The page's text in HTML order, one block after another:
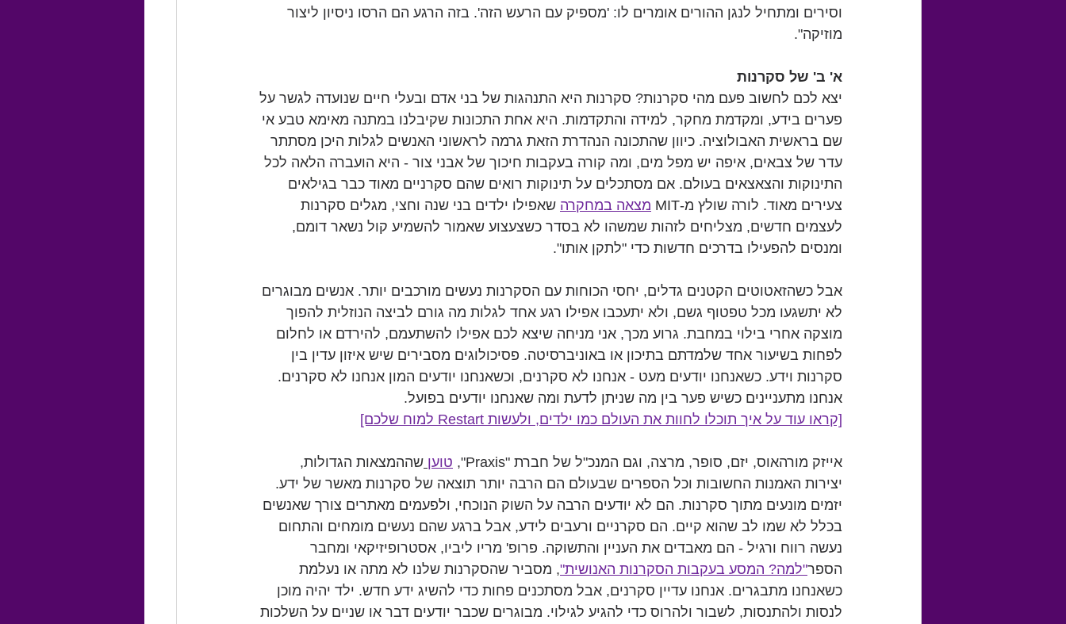
וסירים ומתחיל לנגן ההורים אומרים לו: 'מספיק עם הרעש הזה'. בזה הרגע הם הרסו ניסיון ליצור
מוזיקה".
א' ב' של סקרנות
יצא לכם לחשוב פעם מהי סקרנות? סקרנות היא התנהגות של בני אדם ובעלי חיים שנועדה לגשר על
פערים בידע, ומקדמת מחקר, למידה והתקדמות. היא אחת התכונות שקיבלנו במתנה מאימא טבע אי
שם בראשית האבולוציה. כיוון שהתכונה הנהדרת הזאת גרמה לראשוני האנשים לגלות היכן מסתתר
עדר של צבאים, איפה יש מפל מים, ומה קורה בעקבות חיכוך של אבני צור - היא הועברה הלאה לכל
התינוקות והצאצאים בעולם. אם מסתכלים על תינוקות רואים שהם סקרניים מאוד כבר בגילאים
צעירים מאוד. לורה שולץ מ-MIT
מצאה במחקרה שאפילו ילדים בני שנה וחצי, מגלים סקרנות
לעצמים חדשים, מצליחים לזהות שמשהו לא בסדר כשצעצוע שאמור להשמיע קול נשאר דומם,
ומנסים להפעילו בדרכים חדשות כדי "לתקן אותו".
אבל כשהזאטוטים הקטנים גדלים, יחסי הכוחות עם הסקרנות נעשים מורכבים יותר. אנשים מבוגרים
לא יתשגעו מכל טפטוף גשם, ולא יתעכבו אפילו רגע אחד לגלות מה גורם לביצה הנוזלית להפוך
מוצקה אחרי בילוי במחבת. גרוע מכך, אני מניחה שיצא לכם אפילו להשתעמם, להירדם או לחלום
לפחות בשיעור אחד שלמדתם בתיכון או באוניברסיטה. פסיכולוגים מסבירים שיש איזון עדין בין
סקרנות וידע. כשאנחנו יודעים מעט - אנחנו לא סקרנים, וכשאנחנו יודעים המון אנחנו לא סקרנים.
אנחנו מתעניינים כשיש פער בין מה שניתן לדעת ומה שאנחנו יודעים בפועל.
[קראו עוד על איך תוכלו לחוות את העולם כמו ילדים, ולעשות Restart למוח שלכם]
אייזק מורהאוס, יזם, סופר, מרצה, וגם המנכ"ל של חברת "Praxis", טוען שההמצאות הגדולות,
יצירות האמנות החשובות וכל הספרים שבעולם הם הרבה יותר תוצאה של סקרנות מאשר של ידע.
יזמים מונעים מתוך סקרנות. הם לא יודעים הרבה על השוק הנוכחי, ולפעמים מאתרים צורך שאנשים
בכלל לא שמו לב שהוא קיים. הם סקרניים ורעבים לידע, אבל ברגע שהם נעשים מומחים והתחום
נעשה רווח ורגיל - הם מאבדים את העניין והתשוקה. פרופ' מריו ליביו, אסטרופיזיקאי ומחבר
הספר"למה? המסע בעקבות הסקרנות האנושית", מסביר שהסקרנות שלנו לא מתה או נעלמת
כשאנחנו מתבגרים. אנחנו עדיין סקרנים, אבל מסתכנים פחות כדי להשיג ידע חדש. ילד יהיה מוכן
לנסות ולהתנסות, לשבור ולהרוס כדי להגיע לגילוי. מבוגרים שכבר יודעים דבר או שניים על השלכות